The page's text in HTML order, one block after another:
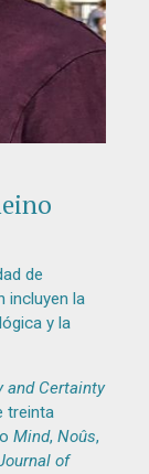
de
incluyen la
y la
and Certainty
treinta
Mind, Noûs,
of